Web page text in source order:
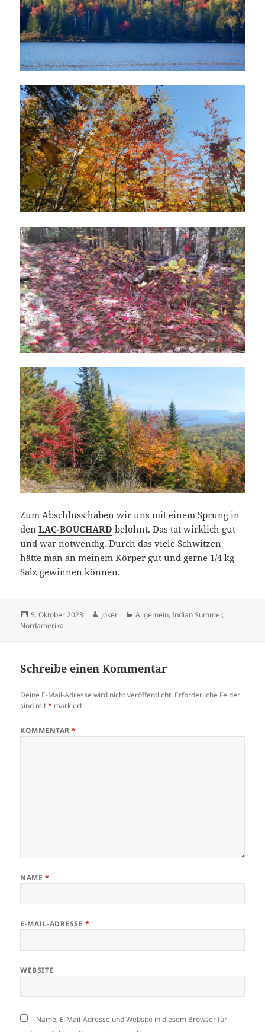
Zum Abschluss haben wir uns mit einem Sprung in
den LAC-BOUCHARD belohnt. Das tat wirklich gut
und war notwendig. Durch das viele Schwitzen
hätte man an meinem Körper gut und gerne 1/4 kg
Salz gewinnen können.
Posted
on
5. Oktober 2023 Author
Joker Categories
Allgemein,Indian Summer,
Nordamerika
Schreibe einen Kommentar
Deine E-Mail-Adresse wird nicht veröffentlicht. Erforderliche Felder
sind mit* markiert
KOMMENTAR*
NAME *
E-MAIL-ADRESSE *
WEBSITE
Name, E-Mail-Adresse und Website in diesem Browser für